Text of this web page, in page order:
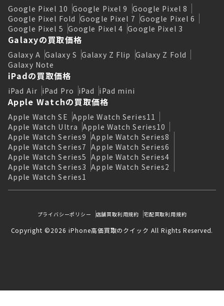
Google Pixel 10 Google Pixel 9 Google Pixel 8
Google Pixel Fold Google Pixel 7 Google Pixel 6
Google Pixel 5 Google Pixel 4 Google Pixel 3
Galaxyの買取価格
Galaxy A Galaxy S Galaxy Z Flip Galaxy Z Fold
Galaxy Note
iPadの買取価格
iPad Air iPad Pro iPad iPad mini
Apple Watchの買取価格
Apple Watch SE Apple Watch Series11
Apple Watch Ultra Apple Watch Series10
Apple Watch Series9 Apple Watch Series8
Apple Watch Series7 Apple Watch Series6
Apple Watch Series5 Apple Watch Series4
Apple Watch Series3 Apple Watch Series2
Apple Watch Series1
プライバシーポリシー 店舗買取利用規約 宅配買取利用規約
Copyright ©2026 iPhone高価買取のクイック All Rights Reserved.